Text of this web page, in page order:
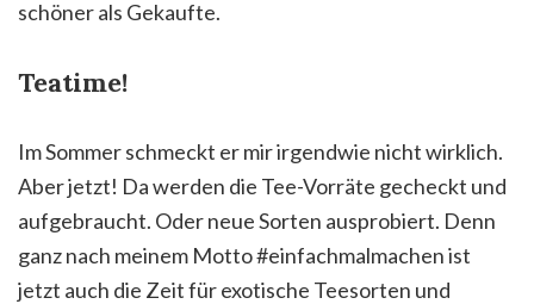
schöner als Gekaufte.
Teatime!
Im Sommer schmeckt er mir irgendwie nicht wirklich.
Aber jetzt! Da werden die Tee-Vorräte gecheckt und
aufgebraucht. Oder neue Sorten ausprobiert. Denn
ganz nach meinem Motto #einfachmalmachen ist
jetzt auch die Zeit für exotische Teesorten und